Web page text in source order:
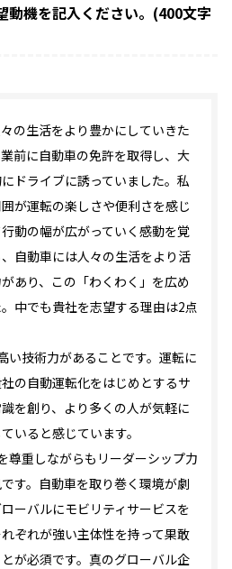
動機を記入ください。(400文字
の生活をより豊かにしていきた
前に自動車の免許を取得し、大
ドライブに誘っていました。私
が運転の楽しさや便利さを感じ
動の幅が広がっていく感動を覚
自動車には人々の生活をより活
あり、この「わくわく」を広め
中でも貴社を志望する理由は2点
い技術力があることです。運転に
の自動運転化をはじめとするサ
を創り、より多くの人が気軽に
いると感じています。
尊重しながらもリーダーシップ力
す。自動車を取り巻く環境が劇
ーバルにモビリティサービスを
ぞれが強い主体性を持って果敢
が必須です。真のグローバル企